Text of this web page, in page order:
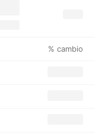
% cambio